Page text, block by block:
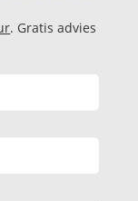
. Gratis advies